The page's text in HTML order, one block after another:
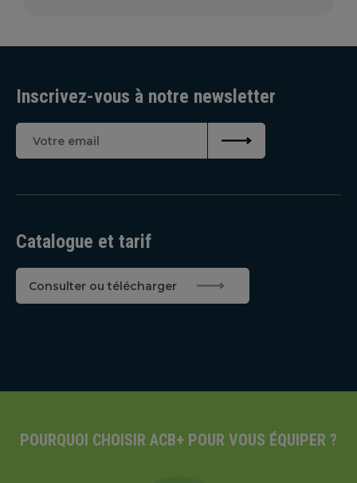
Inscrivez-vous à notre newsletter
Catalogue et tarif
Consulter ou télécharger
POURQUOI CHOISIR ACB+ POUR VOUS ÉQUIPER ?